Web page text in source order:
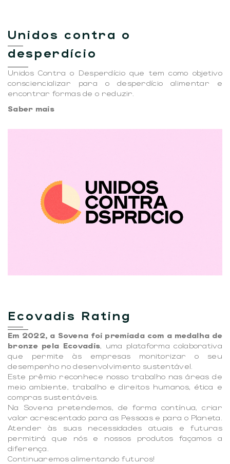
Unidos contra o
desperdício
Unidos Contra o Desperdício que tem como objetivo
consciencializar para o desperdício alimentar e
encontrar formas de o reduzir.
Saber mais
Ecovadis Rating
Em 2022, a Sovena foi premiada com a medalha de
bronze pela Ecovadis , uma plataforma colaborativa
que permite às empresas monitorizar o seu
desempenho no desenvolvimento sustentável.
Este prêmio reconhece nosso trabalho nas áreas de
meio ambiente, trabalho e direitos humanos, ética e
compras sustentáveis.
Na Sovena pretendemos, de forma contínua, criar
valor acrescentado para as Pessoas e para o Planeta.
Atender às suas necessidades atuais e futuras
permitirá que nós e nossos produtos façamos a
diferença.
Continuaremos alimentando futuros!